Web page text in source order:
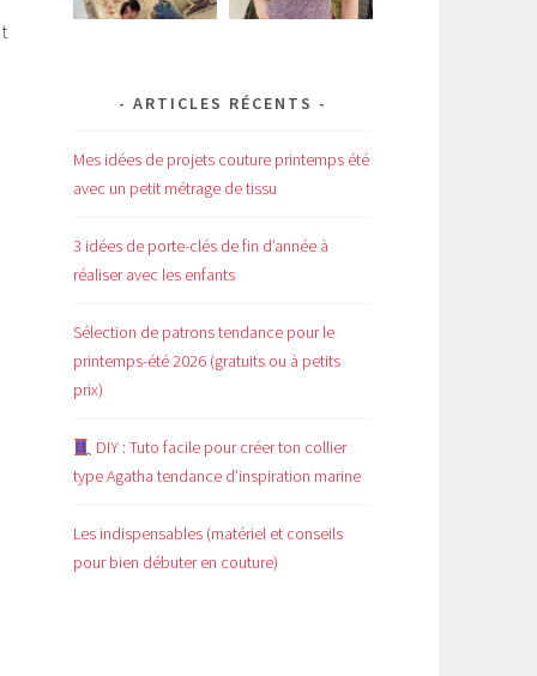
ARTICLES RÉCENTS
Mes idées de projets couture printemps été
avec un petit métrage de tissu
3 idées de porte-clés de fin d’année à
réaliser avec les enfants
Sélection de patrons tendance pour le
printemps-été 2026 (gratuits ou à petits
prix)
DIY : Tuto facile pour créer ton collier
type Agatha tendance d’inspiration marine
Les indispensables (matériel et conseils
pour bien débuter en couture)